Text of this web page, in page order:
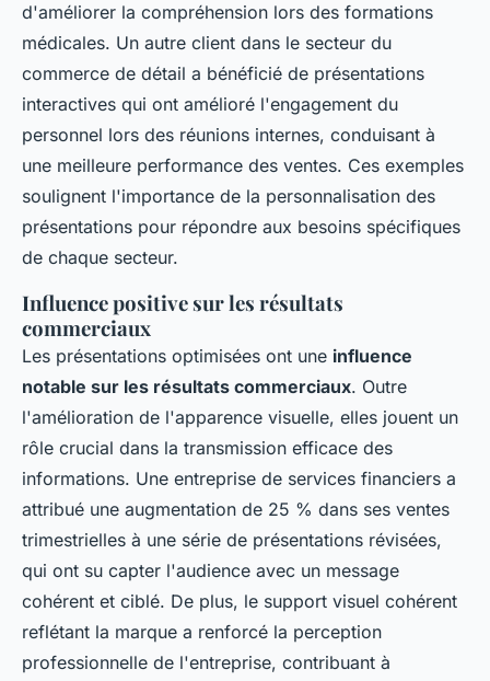
d'améliorer la compréhension lors des formations
médicales. Un autre client dans le secteur du
commerce de détail a bénéficié de présentations
interactives qui ont amélioré l'engagement du
personnel lors des réunions internes, conduisant à
une meilleure performance des ventes. Ces exemples
soulignent l'importance de la personnalisation des
présentations pour répondre aux besoins spécifiques
de chaque secteur.
Influence positive sur les résultats
commerciaux
Les présentations optimisées ont une influence
notable sur les résultats commerciaux. Outre
l'amélioration de l'apparence visuelle, elles jouent un
rôle crucial dans la transmission efficace des
informations. Une entreprise de services financiers a
attribué une augmentation de 25 % dans ses ventes
trimestrielles à une série de présentations révisées,
qui ont su capter l'audience avec un message
cohérent et ciblé. De plus, le support visuel cohérent
reflétant la marque a renforcé la perception
professionnelle de l'entreprise, contribuant à